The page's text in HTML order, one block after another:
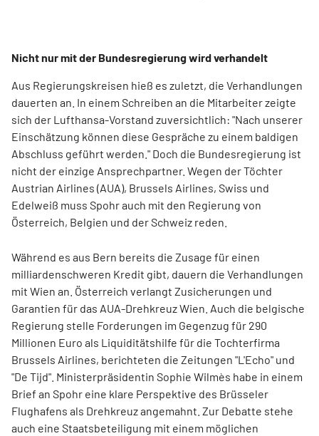
Nicht nur mit der Bundesregierung wird verhandelt
Aus Regierungskreisen hieß es zuletzt, die Verhandlungen
dauerten an. In einem Schreiben an die Mitarbeiter zeigte
sich der Lufthansa-Vorstand zuversichtlich: "Nach unserer
Einschätzung können diese Gespräche zu einem baldigen
Abschluss geführt werden." Doch die Bundesregierung ist
nicht der einzige Ansprechpartner. Wegen der Töchter
Austrian Airlines (AUA), Brussels Airlines, Swiss und
Edelweiß muss Spohr auch mit den Regierung von
Österreich, Belgien und der Schweiz reden.
Während es aus Bern bereits die Zusage für einen
milliardenschweren Kredit gibt, dauern die Verhandlungen
mit Wien an. Österreich verlangt Zusicherungen und
Garantien für das AUA-Drehkreuz Wien. Auch die belgische
Regierung stelle Forderungen im Gegenzug für 290
Millionen Euro als Liquiditätshilfe für die Tochterfirma
Brussels Airlines, berichteten die Zeitungen "L'Echo" und
"De Tijd". Ministerpräsidentin Sophie Wilmès habe in einem
Brief an Spohr eine klare Perspektive des Brüsseler
Flughafens als Drehkreuz angemahnt. Zur Debatte stehe
auch eine Staatsbeteiligung mit einem möglichen